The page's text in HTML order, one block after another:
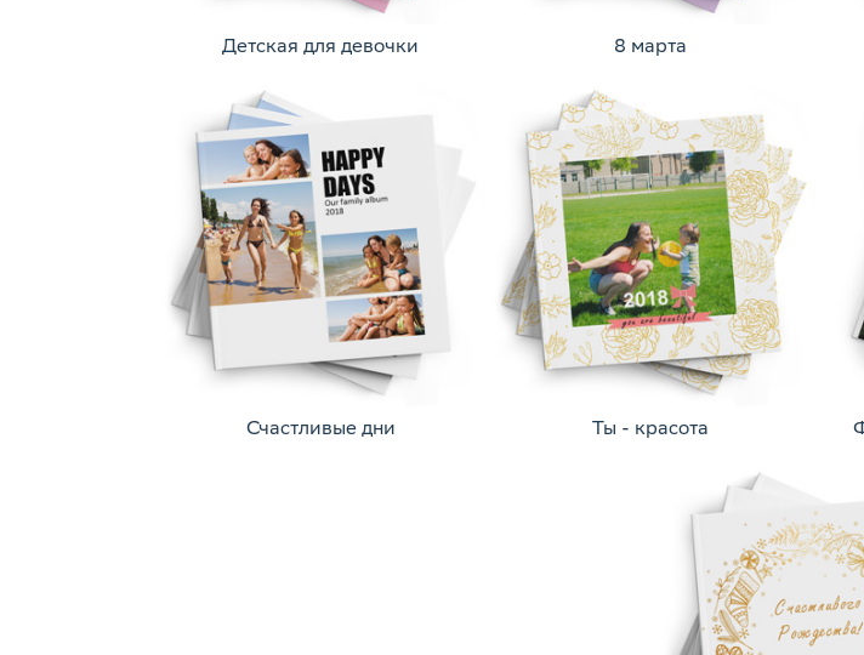
Детская для девочки 8 марта
Счастливые дни Ты - красота